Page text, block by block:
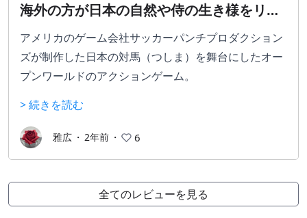
海外の方が日本の自然や侍の生き様をリス
ペクトして作られたオープンワールドゲー
ム
アメリカのゲーム会社サッカーパンチプロダクション
ズが制作した日本の対馬（つしま）を舞台にしたオー
プンワールドのアクションゲーム。
画全てを参考にしたと言われているように、日本人以
上に日本的な表現が丁寧に作られています。
から島全体を眺めた時の美しさは他のゲームでは味わ
えない素晴らしさです。
> 続きを読む
雅広 ・ 2年前 ・ 6
全てのレビューを見る